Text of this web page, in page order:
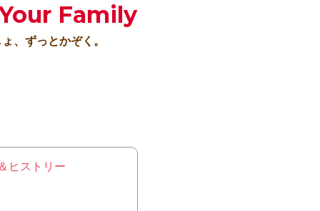
Family
、ずっとかぞく。
ヒストリー